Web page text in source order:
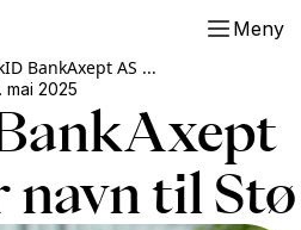
Meny
BankAxept AS ...
mai 2025
navn til Stø